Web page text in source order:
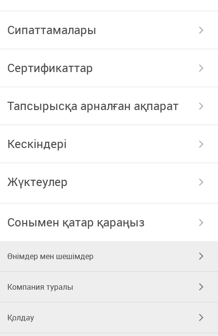
Сипаттамалары
Сертификаттар
Тапсырысқа арналған ақпарат
Кескіндері
Жүктеулер
Сонымен қатар қараңыз
Өнімдер мен шешімдер
Компания туралы
Қолдау